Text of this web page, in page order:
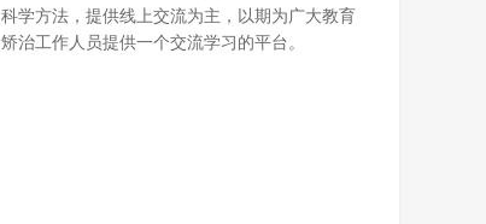
科学方法，提供线上交流为主，以期为广大教育
矫治工作人员提供一个交流学习的平台。